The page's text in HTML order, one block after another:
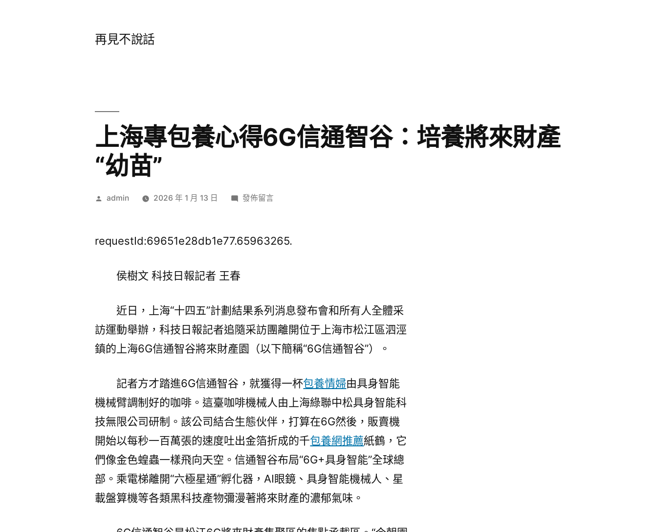
再見不說話
上海專包養心得6G信通智谷：培養將來財產
“幼苗”
作
admin 2026 年 1 月 13 日
在
專
6G
通
智
將
來
產
“幼
苗”〉
發佈留言
requestId:69651e28db1e77.65963265.
侯樹文 科技日報記者 王春
近日，上海“十四五”計劃結果系列消息發布會和所有人全體采
訪運動舉辦，科技日報記者追隨采訪團離開位于上海市松江區泗涇
鎮的上海6G信通智谷將來財產園（以下簡稱“6G信通智谷”）。
記者方才踏進6G信通智谷，就獲得一杯包養情婦由具身智能
機械臂調制好的咖啡。這臺咖啡機械人由上海綠聯中松具身智能科
技無限公司研制。該公司結合生態伙伴，打算在6G然後，販賣機
開始以每秒一百萬張的速度吐出金箔折成的千包養網推薦紙鶴，它
們像金色蝗蟲一樣飛向天空。信通智谷布局“6G+具身智能”全球總
部。乘電梯離開“六極星通”孵化器，AI眼鏡、具身智能機械人、星
載盤算機等各類黑科技產物彌漫著將來財產的濃郁氣味。